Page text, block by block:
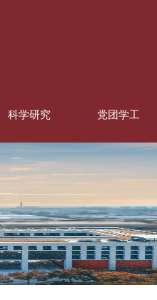
科学研究 党团学工